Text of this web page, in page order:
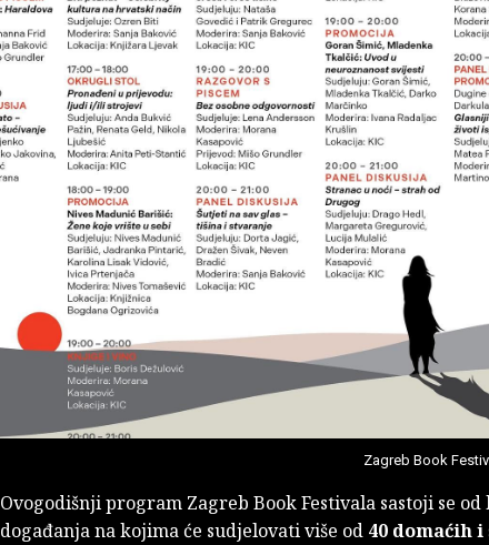
Zagreb Book
​Ovogodišnji program Zagreb Book Festivala sastoji se
događanja na kojima će sudjelovati više od 40 domaćih